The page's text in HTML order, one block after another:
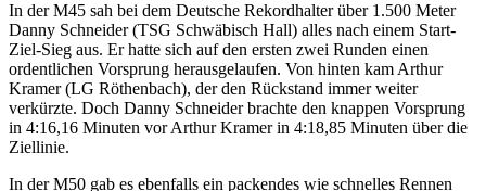
In der M45 sah bei dem Deutsche Rekordhalter über 1.500 Meter
Danny Schneider (TSG Schwäbisch Hall) alles nach einem Start-
Ziel-Sieg aus. Er hatte sich auf den ersten zwei Runden einen
ordentlichen Vorsprung herausgelaufen. Von hinten kam Arthur
Kramer (LG Röthenbach), der den Rückstand immer weiter
verkürzte. Doch Danny Schneider brachte den knappen Vorsprung
in 4:16,16 Minuten vor Arthur Kramer in 4:18,85 Minuten über die
Ziellinie.
In der M50 gab es ebenfalls ein packendes wie schnelles Rennen